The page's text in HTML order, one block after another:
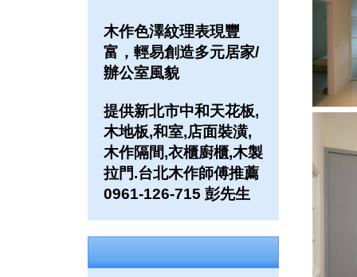
木作色澤紋理表現豐
富，輕易創造多元居家/
辦公室風貌
提供新北市中和天花板,
木地板,和室,店面裝潢,
木作隔間,衣櫃廚櫃,木製
拉門.台北木作師傅推薦
0961-126-715 彭先生